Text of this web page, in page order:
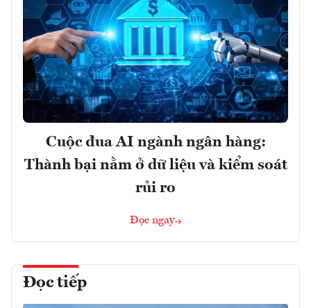
Cuộc đua AI ngành ngân hàng:
Thành bại nằm ở dữ liệu và kiểm soát
rủi ro
Đọc ngay
Đọc tiếp